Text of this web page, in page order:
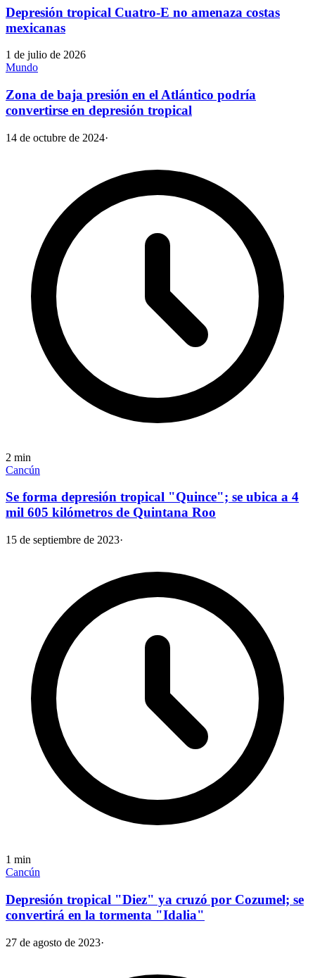
Depresión tropical Cuatro-E no amenaza costas
mexicanas
1 de julio de 2026
Mundo
Zona de baja presión en el Atlántico podría
convertirse en depresión tropical
14 de octubre de 2024·
2 min
Cancún
Se forma depresión tropical "Quince"; se ubica a 4
mil 605 kilómetros de Quintana Roo
15 de septiembre de 2023·
1 min
Cancún
Depresión tropical "Diez" ya cruzó por Cozumel; se
convertirá en la tormenta "Idalia"
27 de agosto de 2023·